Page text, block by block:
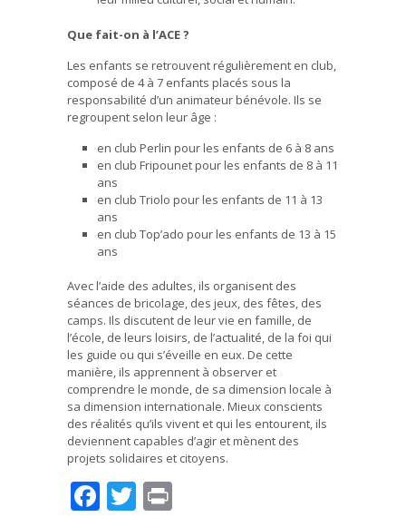
Que fait-on à l’ACE ?
Les enfants se retrouvent régulièrement en club,
composé de 4 à 7 enfants placés sous la
responsabilité d’un animateur bénévole. Ils se
regroupent selon leur âge :
en club Perlin pour les enfants de 6 à 8 ans
en club Fripounet pour les enfants de 8 à 11
ans
en club Triolo pour les enfants de 11 à 13
ans
en club Top’ado pour les enfants de 13 à 15
ans
Avec l’aide des adultes, ils organisent des
séances de bricolage, des jeux, des fêtes, des
camps. Ils discutent de leur vie en famille, de
l’école, de leurs loisirs, de l’actualité, de la foi qui
les guide ou qui s’éveille en eux. De cette
manière, ils apprennent à observer et
comprendre le monde, de sa dimension locale à
sa dimension internationale. Mieux conscients
des réalités qu’ils vivent et qui les entourent, ils
deviennent capables d’agir et mènent des
projets solidaires et citoyens.
Facebook
Twitter